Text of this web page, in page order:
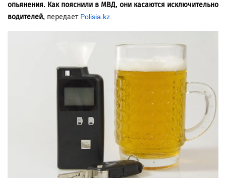
опьянения. Как пояснили в МВД, они касаются исключительно
водителей, передает Polisia.kz.